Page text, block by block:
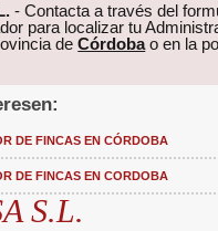
- Contacta a través del
para localizar tu
deCórdobao en la
DE FINCAS EN CÓRDOBA
DE FINCAS EN CORDOBA
S.L.